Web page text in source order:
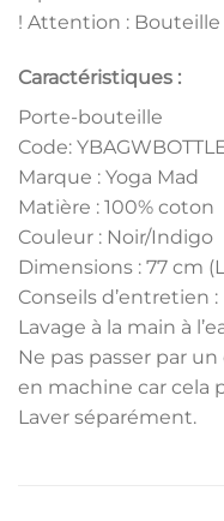
! Attention :
Caractéristiques :
Porte-bouteille
Code:
Marque : Yoga Mad
Matière : 100% coton
Couleur : Noir/Indigo
Dimensions : 77 cm
Conseils d’entretien :
Lavage à la main à
Ne pas passer par un
en machine car cela
Laver séparément.